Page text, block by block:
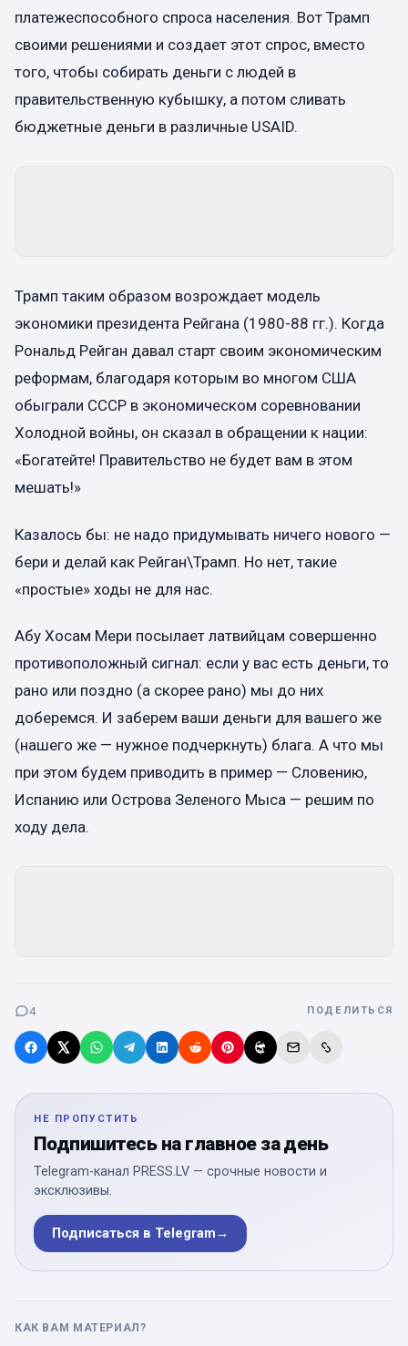
платежеспособного спроса населения. Вот Трамп
своими решениями и создает этот спрос, вместо
того, чтобы собирать деньги с людей в
правительственную кубышку, а потом сливать
бюджетные деньги в различные USAID.
Трамп таким образом возрождает модель
экономики президента Рейгана (1980-88 гг.). Когда
Рональд Рейган давал старт своим экономическим
реформам, благодаря которым во многом США
обыграли СССР в экономическом соревновании
Холодной войны, он сказал в обращении к нации:
«Богатейте! Правительство не будет вам в этом
мешать!»
Казалось бы: не надо придумывать ничего нового —
бери и делай как Рейган\Трамп. Но нет, такие
«простые» ходы не для нас.
Абу Хосам Мери посылает латвийцам совершенно
противоположный сигнал: если у вас есть деньги, то
рано или поздно (а скорее рано) мы до них
доберемся. И заберем ваши деньги для вашего же
(нашего же — нужное подчеркнуть) блага. А что мы
при этом будем приводить в пример — Словению,
Испанию или Острова Зеленого Мыса — решим по
ходу дела.
4 ПОДЕЛИТЬСЯ
НЕ ПРОПУСТИТЬ
Подпишитесь на главное за день
Telegram-канал PRESS.LV — срочные новости и
эксклюзивы.
Подписаться в Telegram→
КАК ВАМ МАТЕРИАЛ?